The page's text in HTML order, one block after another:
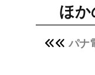
ほか
パナ